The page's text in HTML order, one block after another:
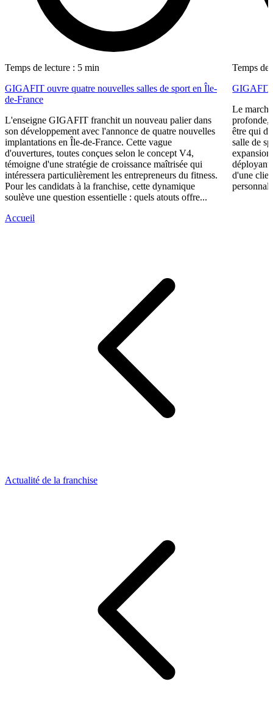
Temps de lecture : 5 min
GIGAFIT ouvre quatre nouvelles salles de sport en Île-
de-France
L'enseigne GIGAFIT franchit un nouveau palier dans
son développement avec l'annonce de quatre nouvelles
implantations en Île-de-France. Cette vague
d'ouvertures, toutes conçues selon le concept V4,
témoigne d'une stratégie de croissance maîtrisée qui
intéressera particulièrement les entrepreneurs du fitness.
Pour les candidats à la franchise, cette dynamique
soulève une question essentielle : quels atouts offre...
Temps de
GIGAFIT
Le
profonde,
être qui
salle de
déployant
d'une
Accueil
Actualité de la franchise